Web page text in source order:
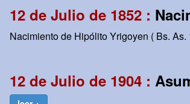
12 de Julio de 1852 :
Nacimiento de Hipólito Yrigoyen ( Bs.
12 de Julio de 1904 :